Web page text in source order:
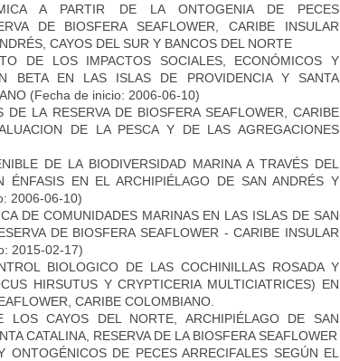
A PARTIR DE LA ONTOGENIA DE PECES
DE BIOSFERA SEAFLOWER, CARIBE INSULAR
CAYOS DEL SUR Y BANCOS DEL NORTE
DE LOS IMPACTOS SOCIALES, ECONÓMICOS Y
BETA EN LAS ISLAS DE PROVIDENCIA Y SANTA
(Fecha de inicio: 2006-06-10)
DE LA RESERVA DE BIOSFERA SEAFLOWER, CARIBE
DE LA PESCA Y DE LAS AGREGACIONES
DE LA BIODIVERSIDAD MARINA A TRAVÉS DEL
ÉNFASIS EN EL ARCHIPIÉLAGO DE SAN ANDRÉS Y
2006-06-10)
DE COMUNIDADES MARINAS EN LAS ISLAS DE SAN
DE BIOSFERA SEAFLOWER - CARIBE INSULAR
2015-02-17)
BIOLOGICO DE LAS COCHINILLAS ROSADA Y
HIRSUTUS Y CRYPTICERIA MULTICIATRICES) EN
CARIBE COLOMBIANO.
LOS CAYOS DEL NORTE, ARCHIPIÉLAGO DE SAN
CATALINA, RESERVA DE LA BIOSFERA SEAFLOWER
ONTOGÉNICOS DE PECES ARRECIFALES SEGÚN EL